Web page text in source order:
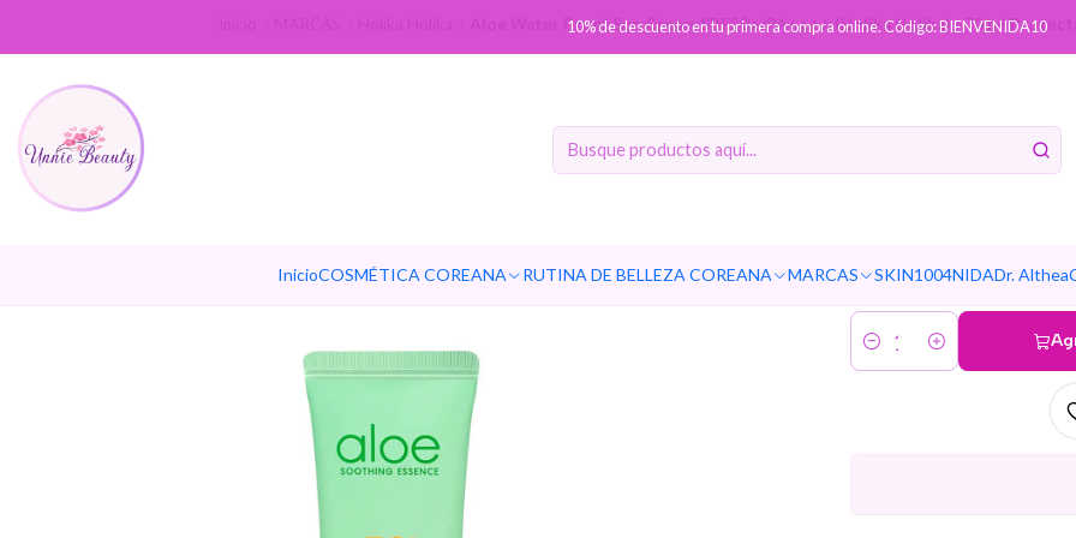
InicioCOSMÉTICA COREANA RUTINA DE BELLEZA COREANA MARCAS SKIN1004NIDADr. Althea
10% de descuento en tu primera compra online. Código: BIENVENIDA10
Aloe Water Proof Sun Cream SPF50+/PA++++ (Holika Holika) - 70 ml
Aloe
SPF50+/
Cantidad